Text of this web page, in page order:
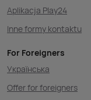
Aplikacja Play24
Inne formy kontaktu
For Foreigners
Українська
Offer for foreigners